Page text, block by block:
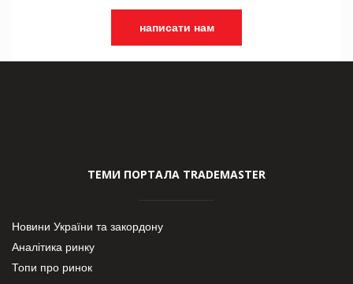
написати нам
ТЕМИ ПОРТАЛА TRADEMASTER
Новини України та закордону
Аналітика ринку
Топи про ринок